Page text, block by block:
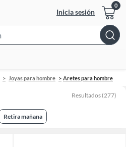
Inicia sesión
Bar
Joyas para hombre Aretes para hombre
Resultados (277)
Retira mañana